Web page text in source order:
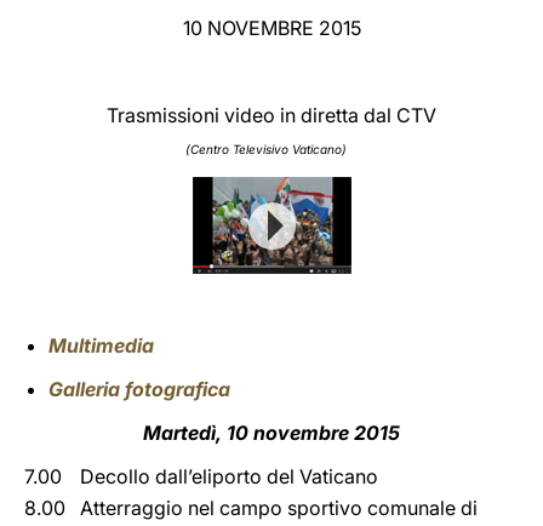
10 NOVEMBRE 2015
Trasmissioni video in diretta dal CTV
(Centro Televisivo Vaticano)
Multimedia
Galleria fotografica
Martedì, 10 novembre 2015
7.00
Decollo dall’eliporto del Vaticano
8.00 Atterraggio nel campo sportivo comunale di